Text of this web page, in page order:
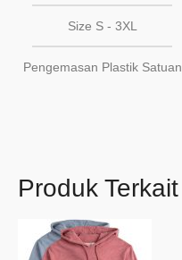
Size S - 3XL
Pengemasan Plastik Satuan
Produk Terkait